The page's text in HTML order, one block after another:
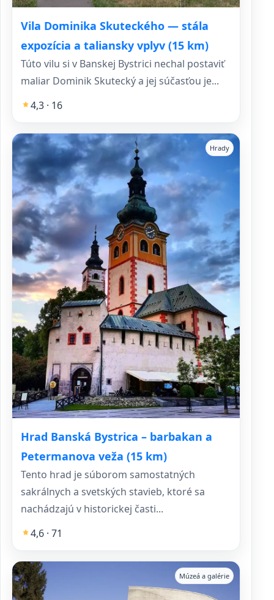
Vila Dominika Skuteckého — stála
expozícia a taliansky vplyv (15 km)
Túto vilu si v Banskej Bystrici nechal postaviť
maliar Dominik Skutecký a jej súčasťou je...
4,3 · 16
Hrad Banská Bystrica – barbakan a
Petermanova veža (15 km)
Hrady
Tento hrad je súborom samostatných
sakrálnych a svetských stavieb, ktoré sa
nachádzajú v historickej časti...
4,6 · 71
Múzeá a galérie